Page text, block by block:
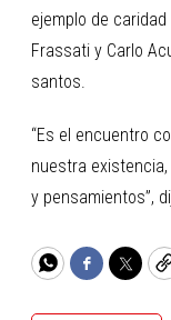
ejemplo de
Frassati y Carlo
santos.
“Es el encuentro
nuestra
y pensamientos”,
WhatsApp
Facebook